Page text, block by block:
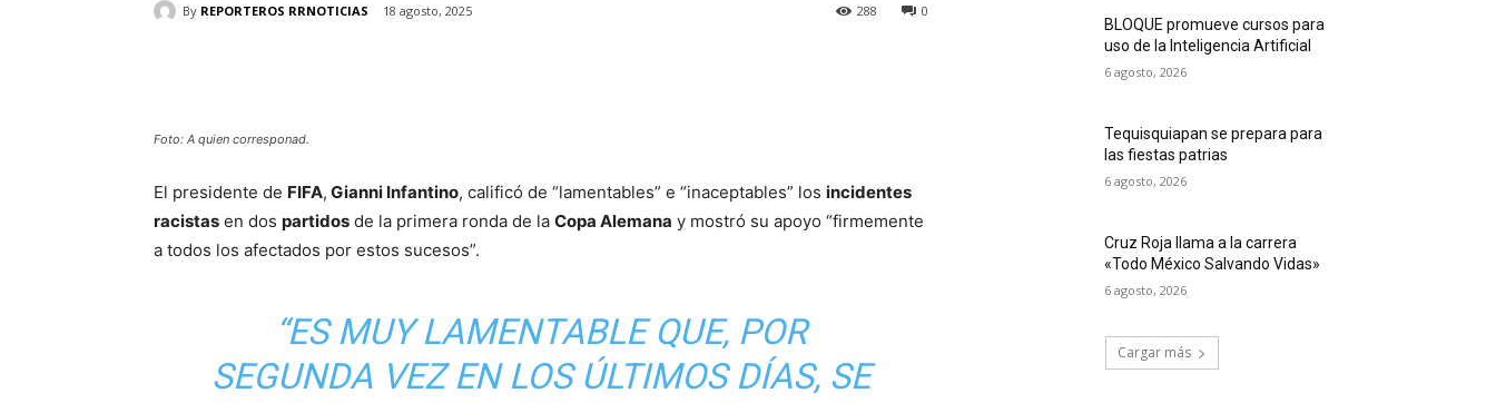
By REPORTEROS RRNOTICIAS 18 agosto, 2025 0
288
Foto: A quien corresponad.
El presidente de FIFA, Gianni Infantino, calificó de “lamentables” e “inaceptables” los incidentes
racistas en dos partidos de la primera ronda de la Copa Alemana y mostró su apoyo “firmemente
a todos los afectados por estos sucesos”.
“ES MUY LAMENTABLE QUE, POR
SEGUNDA VEZ EN LOS ÚLTIMOS DÍAS, SE
BLOQUE promueve cursos para
uso de la Inteligencia Artificial
6 agosto, 2026
Tequisquiapan se prepara para
las fiestas patrias
6 agosto, 2026
Cruz Roja llama a la carrera
«Todo México Salvando Vidas»
6 agosto, 2026
Cargar más